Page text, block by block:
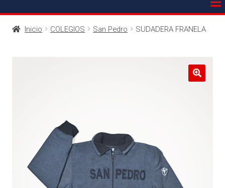
Inicio COLEGIOS San Pedro SUDADERA FRANELA